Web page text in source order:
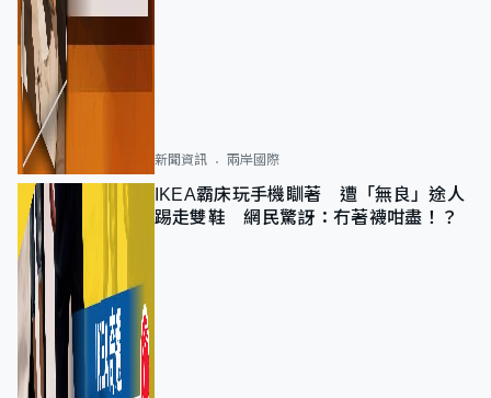
新聞資訊 兩岸國際
IKEA霸床玩手機瞓著 遭「無良」途人
踢走雙鞋 網民驚訝：冇著襪咁盡！？